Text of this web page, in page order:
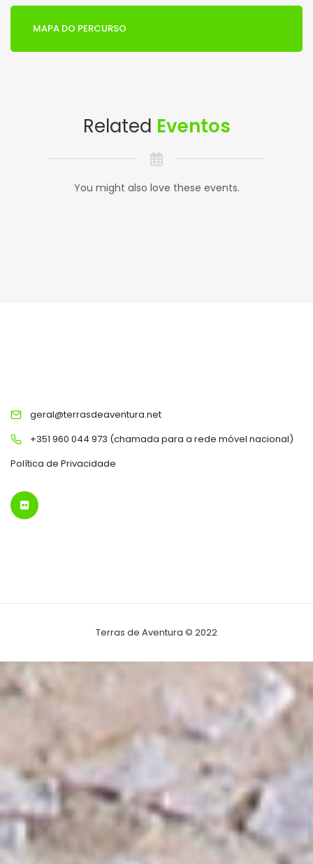
MAPA DO PERCURSO
Related Eventos
You might also love these events.
geral@terrasdeaventura.net
+351 960 044 973 (chamada para a rede móvel nacional)
Política de Privacidade
Terras de Aventura © 2022